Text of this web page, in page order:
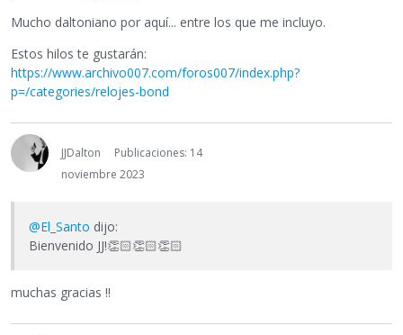
Mucho daltoniano por aquí... entre los que me incluyo.
Estos hilos te gustarán:
https://www.archivo007.com/foros007/index.php?
p=/categories/relojes-bond
JJDalton
Publicaciones: 14
noviembre 2023
@El_Santo dijo:
Bienvenido JJ!👏🏻👏🏻👏🏻
muchas gracias !!